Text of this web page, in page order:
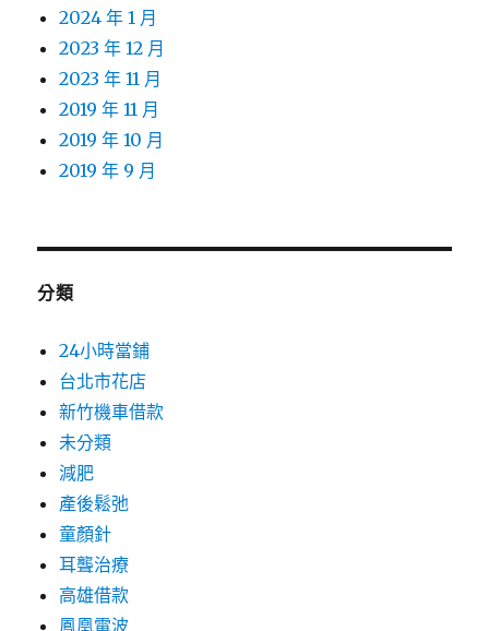
2024 年 1 月
2023 年 12 月
2023 年 11 月
2019 年 11 月
2019 年 10 月
2019 年 9 月
分類
24小時當鋪
台北市花店
新竹機車借款
未分類
減肥
產後鬆弛
童顏針
耳聾治療
高雄借款
鳳凰電波